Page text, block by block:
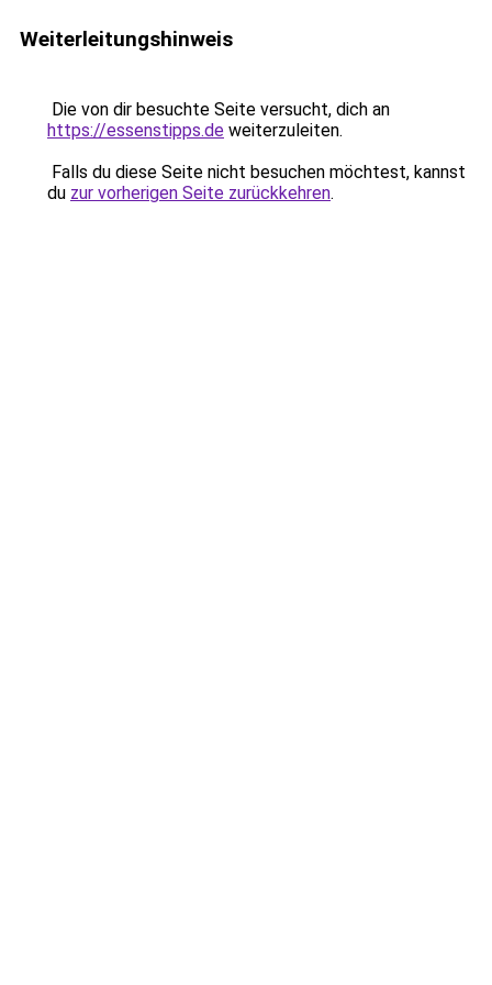
Weiterleitungshinweis
Die von dir besuchte Seite versucht, dich an
https://essenstipps.de weiterzuleiten.
Falls du diese Seite nicht besuchen möchtest, kannst
du zur vorherigen Seite zurückkehren.